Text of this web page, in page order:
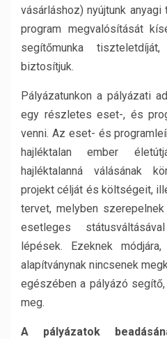
vásárláshoz) nyújtunk
program megvalósítását
segítőmunka
biztosítjuk.
Pályázatunkon a pályázati
egy részletes eset-, és
venni. Az eset- és
hajléktalan ember
hajléktalanná válásának
projekt célját és költségeit,
tervet, melyben
esetleges
lépések. Ezeknek
alapítványnak nincsenek
egészében a pályázó
meg.
A pályázatok